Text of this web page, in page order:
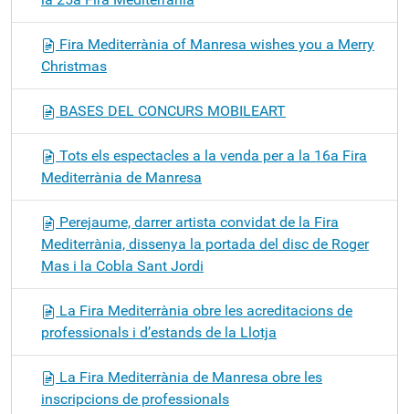
Fira Mediterrània of Manresa wishes you a Merry
Christmas
BASES DEL CONCURS MOBILEART
Tots els espectacles a la venda per a la 16a Fira
Mediterrània de Manresa
Perejaume, darrer artista convidat de la Fira
Mediterrània, dissenya la portada del disc de Roger
Mas i la Cobla Sant Jordi
La Fira Mediterrània obre les acreditacions de
professionals i d’estands de la Llotja
La Fira Mediterrània de Manresa obre les
inscripcions de professionals